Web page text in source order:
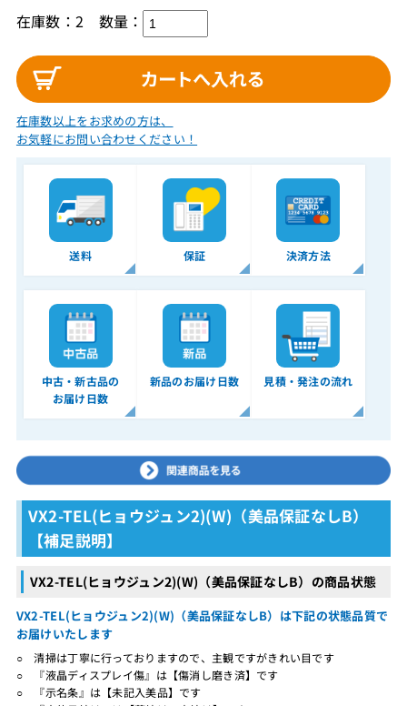
在庫数：2 数量：
在庫数以上をお求めの方は、
お気軽にお問い合わせください！
送料 保証 決済方法
中古・新古品の
お届け日数
新品のお届け日数 見積・発注の流れ
VX2-TEL(ヒョウジュン2)(W)（美品保証なしB）
【補足説明】
VX2-TEL(ヒョウジュン2)(W)（美品保証なしB）の商品状態
VX2-TEL(ヒョウジュン2)(W)（美品保証なしB）は下記の状態品質で
お届けいたします
○ 清掃は丁寧に行っておりますので、主観ですがきれい目です
○ 『液晶ディスプレイ傷』は【傷消し磨き済】です
○ 『示名条』は【未記入美品】です